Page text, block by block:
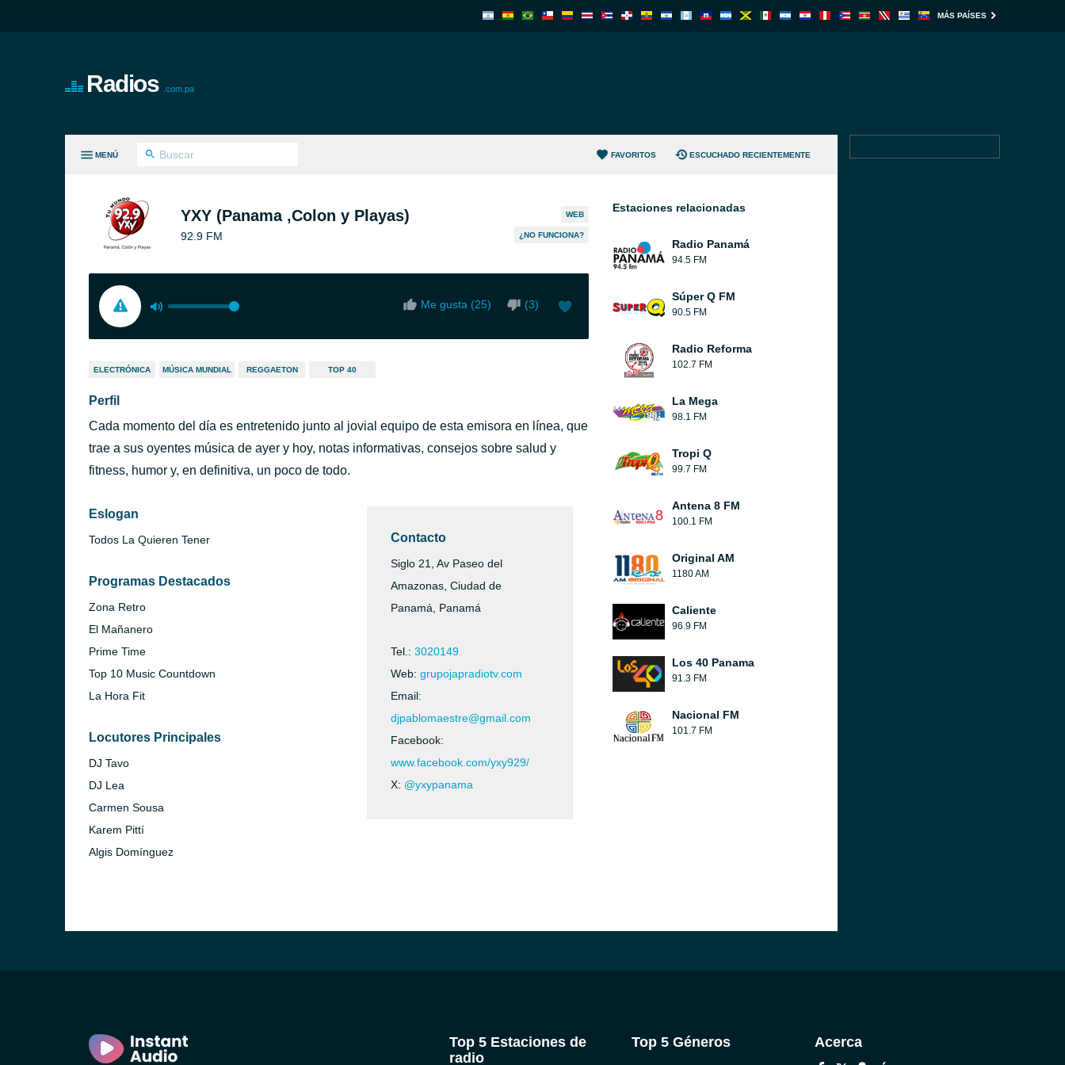
MÁS PAÍSES
Radios .com.pa
MENÚ FAVORITOS ESCUCHADO RECIENTEMENTE
YXY (Panama ,Colon y Playas)
92.9 FM
WEB
¿NO FUNCIONA?
Me gusta (25) (3)
ELECTRÓNICA MÚSICA MUNDIAL REGGAETON TOP 40
Perfil
Cada momento del día es entretenido junto al jovial equipo de esta emisora en línea, que
trae a sus oyentes música de ayer y hoy, notas informativas, consejos sobre salud y
fitness, humor y, en definitiva, un poco de todo.
Eslogan
Todos La Quieren Tener
Programas Destacados
Zona Retro
El Mañanero
Prime Time
Top 10 Music Countdown
La Hora Fit
Locutores Principales
DJ Tavo
DJ Lea
Carmen Sousa
Karem Pittí
Algis Domínguez
Contacto
Siglo 21, Av Paseo del
Amazonas, Ciudad de
Panamá, Panamá
Tel.: 3020149
Web: grupojapradiotv.com
Email:
djpablomaestre@gmail.com
Facebook:
www.facebook.com/yxy929/
X: @yxypanama
Estaciones relacionadas
Radio Panamá
94.5 FM
Súper Q FM
90.5 FM
Radio Reforma
102.7 FM
La Mega
98.1 FM
Tropi Q
99.7 FM
Antena 8 FM
100.1 FM
Original AM
1180 AM
Caliente
96.9 FM
Los 40 Panama
91.3 FM
Nacional FM
101.7 FM
Top 5 Estaciones de
radio
Top 5 Géneros Acerca